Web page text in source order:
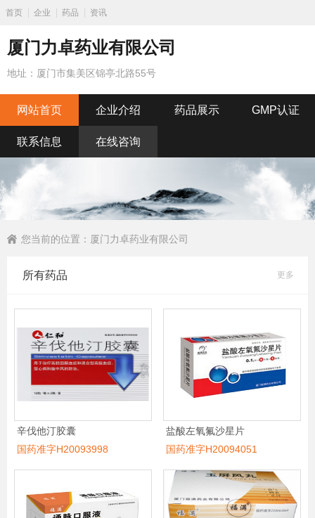
首页 企业 药品 资讯
厦门力卓药业有限公司
地址：厦门市集美区锦亭北路55号
网站首页 企业介绍 药品展示 GMP认证
联系信息 在线咨询
您当前的位置： 厦门力卓药业有限公司
所有药品 更多
辛伐他汀胶囊
国药准字H20093998
盐酸左氧氟沙星片
国药准字H20094051